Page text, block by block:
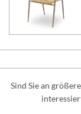
Sind Sie an